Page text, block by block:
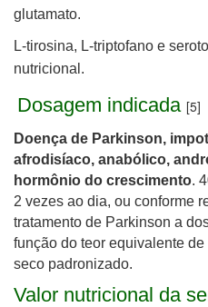
glutamato.
L-tirosina, L-triptofano e
nutricional.
Dosagem indicada [5]
Doença de Parkinson,
afrodisíaco, anabólico,
hormônio do crescimento.
2 vezes ao dia, ou conforme
tratamento de Parkinson a
função do teor equivalente
seco padronizado.
Valor nutricional da